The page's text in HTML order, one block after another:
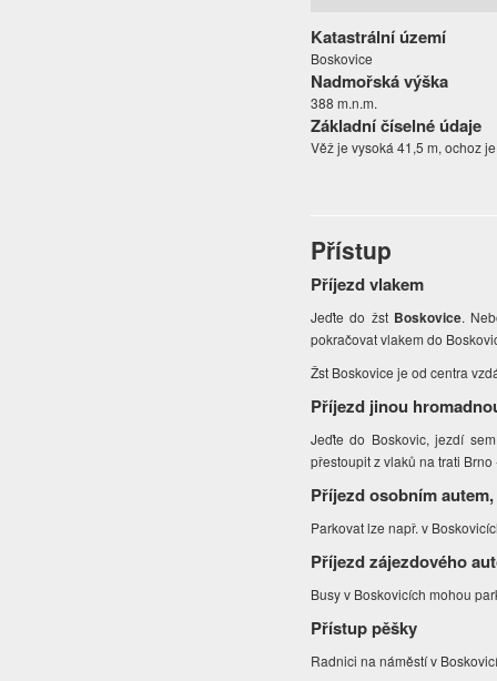
Katastrální území
Boskovice
Nadmořská výška
388 m.n.m.
Základní číselné údaje
Věž je vysoká 41,5 m, ochoz
Přístup
Příjezd vlakem
Jeďte do žst Boskovice.
pokračovat vlakem do
Žst Boskovice je od centra
Příjezd jinou
Jeďte do Boskovic, jezdí
přestoupit z vlaků na trati
Příjezd osobním
Parkovat lze např. v
Příjezd zájezdového
Busy v Boskovicích mohou
Přístup pěšky
Radnici na náměstí v